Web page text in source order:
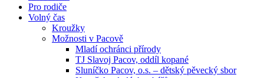
Pro rodiče
Volný čas
Kroužky
Možnosti v Pacově
Mladí ochránci přírody
TJ Slavoj Pacov, oddíl kopané
Sluníčko Pacov, o.s. – dětský pěvecký sbor